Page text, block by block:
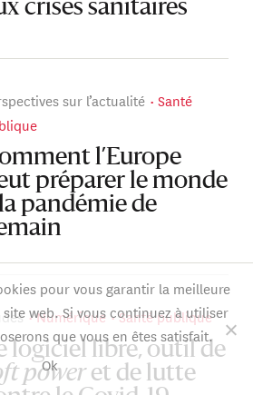
crises sanitaires
sur l’actualité
Santé
l’Europe
préparer le monde
pandémie de
Numérique Santé publique
logiciel libre, outil de
poweret de lutte
pour vous garantir la meilleure
web. Si vous continuez à utiliser
que vous en êtes satisfait.
Ok